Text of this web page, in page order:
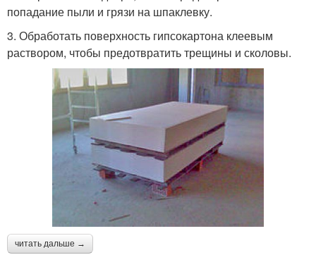
попадание пыли и грязи на шпаклевку.
3. Обработать поверхность гипсокартона клеевым
раствором, чтобы предотвратить трещины и сколовы.
читать дальше →